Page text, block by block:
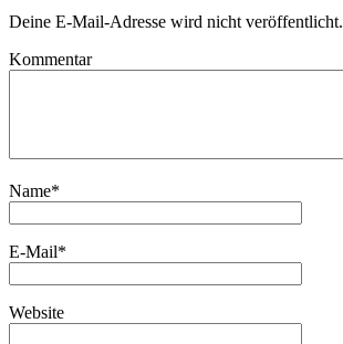
Deine E-Mail-Adresse wird nicht veröffentlicht.
Kommentar
Name*
E-Mail*
Website